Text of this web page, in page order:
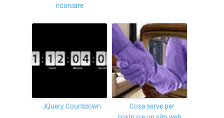
ricordare
jQuery Countdown
Cosa serve per